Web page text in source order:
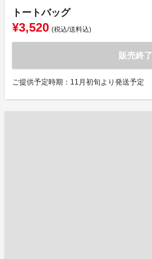
トートバッグ
¥3,520 (税込/送料込)
販売終了
ご提供予定時期：11月初旬より発送予定